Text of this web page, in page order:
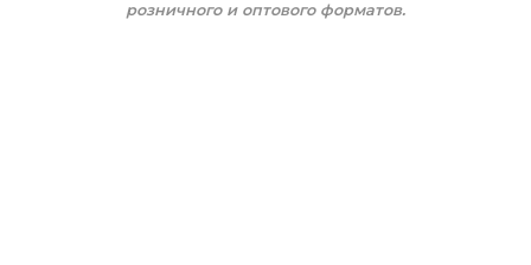
розничного и оптового форматов.